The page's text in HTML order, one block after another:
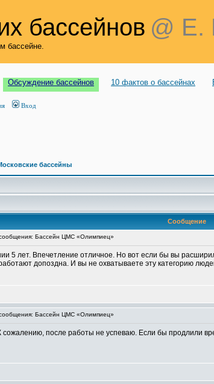
бассейнов @ Е.
бассейне.
Обсуждение бассейнов 10 фактов о бассейнах
Вход
бассейны
Сообщение
Бассейн ЦМС «Олимпиец»
5 лет. Впечетление отличное. Но вот если бы вы
допоздна. И вы не охватываете эту категорию
Бассейн ЦМС «Олимпиец»
после работы не успеваю. Если бы продлили